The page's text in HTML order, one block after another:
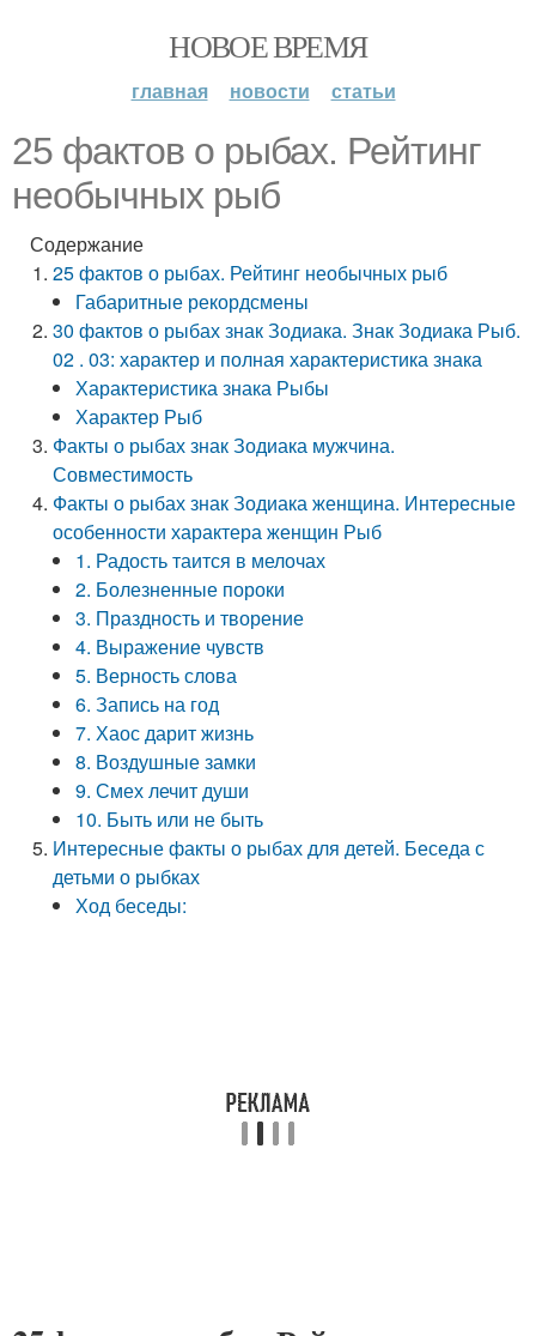
НОВОЕ ВРЕМЯ
главная новости статьи
25 фактов о рыбах. Рейтинг
необычных рыб
Содержание
25 фактов о рыбах. Рейтинг необычных рыб
Габаритные рекордсмены
30 фактов о рыбах знак Зодиака. Знак Зодиака Рыб.
02 . 03: характер и полная характеристика знака
Характеристика знака Рыбы
Характер Рыб
Факты о рыбах знак Зодиака мужчина.
Совместимость
Факты о рыбах знак Зодиака женщина. Интересные
особенности характера женщин Рыб
1. Радость таится в мелочах
2. Болезненные пороки
3. Праздность и творение
4. Выражение чувств
5. Верность слова
6. Запись на год
7. Хаос дарит жизнь
8. Воздушные замки
9. Смех лечит души
10. Быть или не быть
Интересные факты о рыбах для детей. Беседа с
детьми о рыбках
Ход беседы: